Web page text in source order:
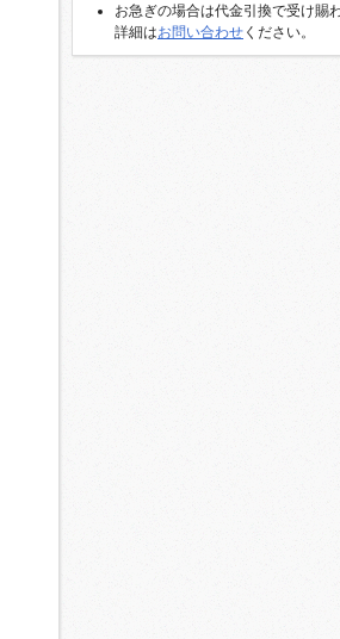
お急ぎの場合は代金引換で受け賜
詳細はお問い合わせ ください。